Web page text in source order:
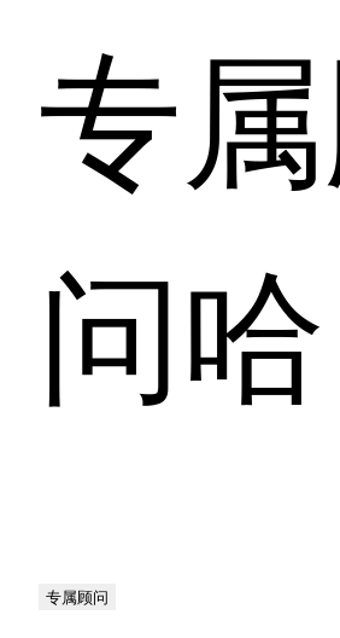
专
问哈
专属顾问